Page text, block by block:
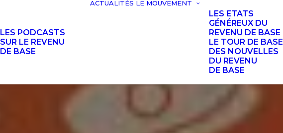
LES PODCASTS
SUR LE REVENU
DE BASE
ACTUALITÉS LE MOUVEMENT
LES ETATS
GÉNÉREUX DU
REVENU DE BASE
LE TOUR DE BASE
DES NOUVELLES
DU REVENU
DE BASE